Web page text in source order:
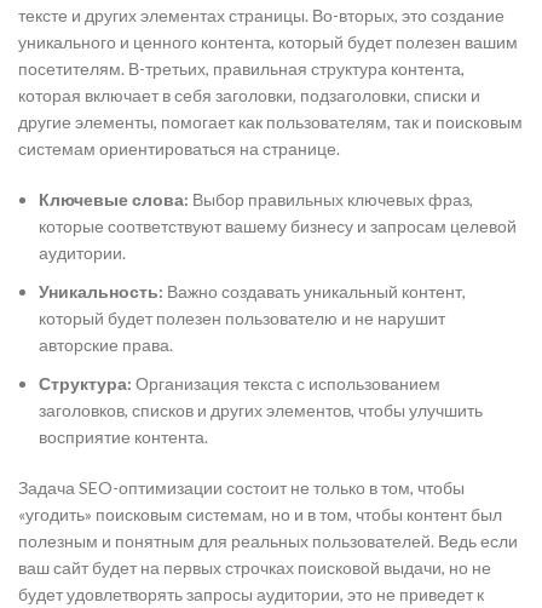
тексте и других элементах страницы. Во-вторых, это создание
уникального и ценного контента, который будет полезен вашим
посетителям. В-третьих, правильная структура контента,
которая включает в себя заголовки, подзаголовки, списки и
другие элементы, помогает как пользователям, так и поисковым
системам ориентироваться на странице.
Ключевые слова: Выбор правильных ключевых фраз,
которые соответствуют вашему бизнесу и запросам целевой
аудитории.
Уникальность: Важно создавать уникальный контент,
который будет полезен пользователю и не нарушит
авторские права.
Структура: Организация текста с использованием
заголовков, списков и других элементов, чтобы улучшить
восприятие контента.
Задача SEO-оптимизации состоит не только в том, чтобы
«угодить» поисковым системам, но и в том, чтобы контент был
полезным и понятным для реальных пользователей. Ведь если
ваш сайт будет на первых строчках поисковой выдачи, но не
будет удовлетворять запросы аудитории, это не приведет к